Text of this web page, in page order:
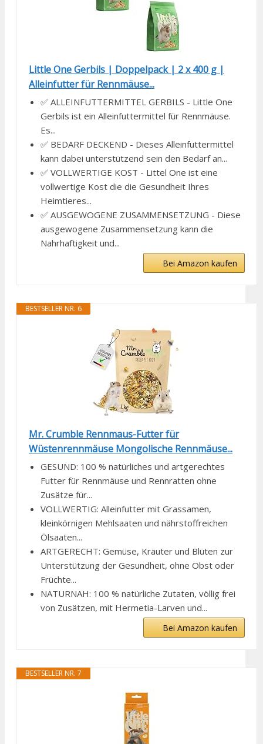
Little One Gerbils | Doppelpack | 2 x 400 g |
Alleinfutter für Rennmäuse...
✅ ALLEINFUTTERMITTEL GERBILS - Little One
Gerbils ist ein Alleinfuttermittel für Rennmäuse.
Es...
✅ BEDARF DECKEND - Dieses Alleinfuttermittel
kann dabei unterstützend sein den Bedarf an...
✅ VOLLWERTIGE KOST - Littel One ist eine
vollwertige Kost die die Gesundheit Ihres
Heimtieres...
✅ AUSGEWOGENE ZUSAMMENSETZUNG - Diese
ausgewogene Zusammensetzung kann die
Nahrhaftigkeit und...
Bei Amazon kaufen
BESTSELLER NR. 6
Mr. Crumble Rennmaus-Futter für
Wüstenrennmäuse Mongolische Rennmäuse...
GESUND: 100 % natürliches und artgerechtes
Futter für Rennmäuse und Rennratten ohne
Zusätze für...
VOLLWERTIG: Alleinfutter mit Grassamen,
kleinkörnigen Mehlsaaten und nährstoffreichen
Ölsaaten...
ARTGERECHT: Gemüse, Kräuter und Blüten zur
Unterstützung der Gesundheit, ohne Obst oder
Früchte...
NATURNAH: 100 % natürliche Zutaten, völlig frei
von Zusätzen, mit Hermetia-Larven und...
Bei Amazon kaufen
BESTSELLER NR. 7